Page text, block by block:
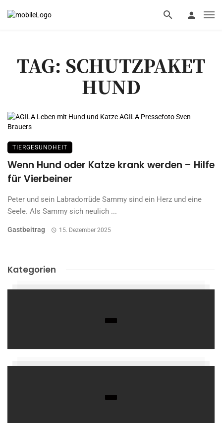
TAG: SCHUTZPAKET
HUND
TIERGESUNDHEIT
Wenn Hund oder Katze krank werden – Hilfe
für Vierbeiner
Peter und sein Labradorrüde Sammy sind ein Herz und eine
Seele. Als Sammy sich neulich ...
Gastbeitrag 15. Dezember 2025
Kategorien